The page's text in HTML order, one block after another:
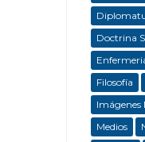
Doctrina
Filosofía
Imágenes
Medios